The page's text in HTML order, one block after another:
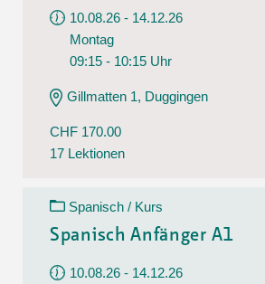
10.08.26 - 14.12.26
Montag
09:15 - 10:15 Uhr
Gillmatten 1, Duggingen
CHF 170.00
17 Lektionen
Spanisch / Kurs
Spanisch Anfänger A1
10.08.26 - 14.12.26